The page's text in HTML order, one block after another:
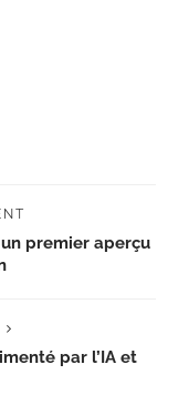
premier aperçu
par l’IA et